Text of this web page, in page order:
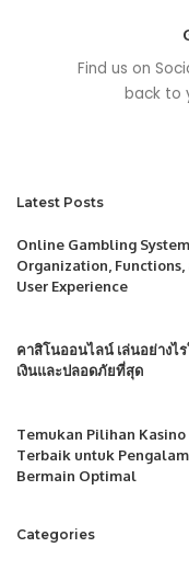
Find us on
back to
Latest Posts
Online Gambling
Organization, Functions,
User Experience
คาสิโนออนไลน์ เล่นอย่างไ
เงินและปลอดภัยที่สุด
Temukan Pilihan Kasino
Terbaik untuk
Bermain Optimal
Categories